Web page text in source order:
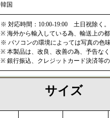
韓国
※ 対応時間：10:00-19:00 土日祝除く。
※ 海外から輸入している為、輸送上の
※ パソコンの環境によっては写真の色
※ 本製品は、改良、改善の為、予告な
※ 銀行振込、クレジットカード決済等
サイズ